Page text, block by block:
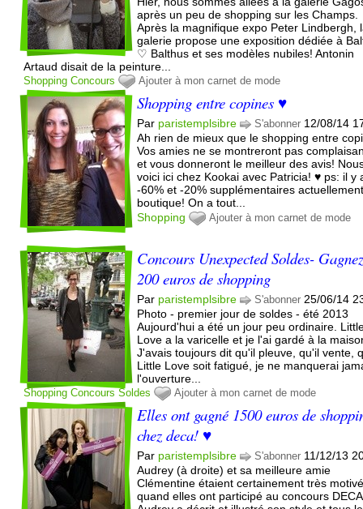
après un peu de shopping sur les Champs.
Après la magnifique expo Peter Lindbergh,
galerie propose une exposition dédiée à
♡ Balthus et ses modèles nubiles! Antonin
Artaud disait de la peinture...
Shopping Concours Ajouter à mon carnet de mode
Shopping entre copines ♥
Par paristemplsibre S'abonner 12/08/14
Ah rien de mieux que le shopping entre
Vos amies ne se montreront pas
et vous donneront le meilleur des avis!
voici ici chez Kookai avec Patricia! ♥ ps: il y
-60% et -20% supplémentaires
boutique! On a tout...
Shopping
Ajouter à mon carnet de mode
Concours Unexpected Soldes-
200 euros de shopping
Par paristemplsibre S'abonner 25/06/14
Photo - premier jour de soldes - été 2013
Aujourd'hui a été un jour peu ordinaire.
Love a la varicelle et je l'ai gardé à la
J'avais toujours dit qu'il pleuve, qu'il vente,
Little Love soit fatigué, je ne manquerai
l'ouverture...
Shopping Concours Soldes Ajouter à mon carnet de mode
Elles ont gagné 1500 euros de
chez deca! ♥
Par paristemplsibre S'abonner 11/12/13
Audrey (à droite) et sa meilleure amie
Clémentine étaient certainement très
quand elles ont participé au concours